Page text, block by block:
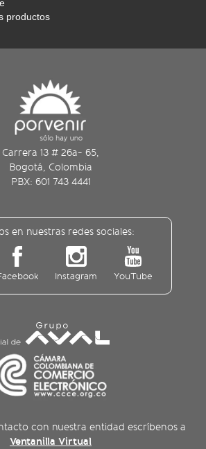
productos
Carrera 13 # 26a- 65,
Bogotá, Colombia
PBX: 601 743 4441
en nuestras redes sociales:
Instagram YouTube
con nuestra entidad escríbenos a
Ventanilla Virtual